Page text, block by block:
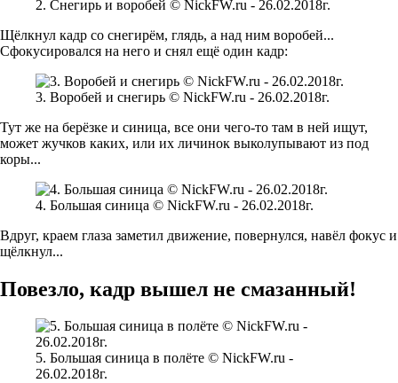
2. Снегирь и воробей © NickFW.ru - 26.02.2018г.
Щёлкнул кадр со снегирём, глядь, а над ним воробей...
Сфокусировался на него и снял ещё один кадр:
3. Воробей и снегирь © NickFW.ru - 26.02.2018г.
Тут же на берёзке и синица, все они чего-то там в ней ищут,
может жучков каких, или их личинок выколупывают из под
коры...
4. Большая синица © NickFW.ru - 26.02.2018г.
Вдруг, краем глаза заметил движение, повернулся, навёл фокус и
щёлкнул...
Повезло, кадр вышел не смазанный!
5. Большая синица в полёте © NickFW.ru -
26.02.2018г.